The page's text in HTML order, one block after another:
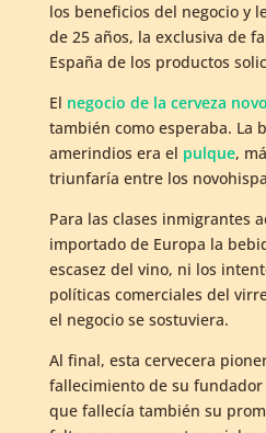
los beneficios del negocio y
de 25 años, la exclusiva de
España de los productos
El negocio de la cerveza
también como esperaba. La
amerindios era el pulque,
triunfaría entre los
Para las clases inmigrantes
importado de Europa la
escasez del vino, ni los
políticas comerciales del
el negocio se sostuviera.
Al final, esta cervecera
fallecimiento de su fundador
que fallecía también su